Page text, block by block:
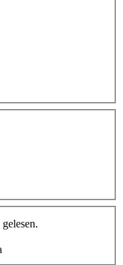
gelesen.